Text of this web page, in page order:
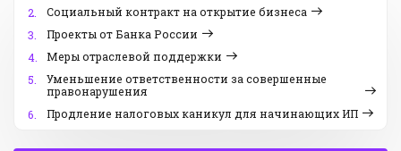
2.
Социальный контракт на открытие бизнеса
3.
Проекты от Банка России
4.
Меры отраслевой поддержки
5.
Уменьшение ответственности за совершенные
правонарушения
6.
Продление налоговых каникул для начинающих ИП